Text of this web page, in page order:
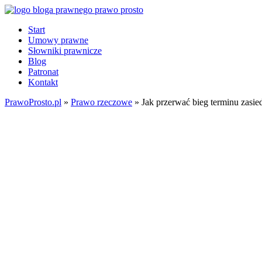
Start
Umowy prawne
Słowniki prawnicze
Blog
Patronat
Kontakt
PrawoProsto.pl » Prawo rzeczowe » Jak przerwać bieg terminu